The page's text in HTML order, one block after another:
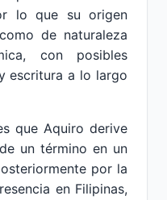
lo que su origen
de naturaleza
con posibles
escritura a lo largo
que Aquiro derive
un término en un
por la
en Filipinas,